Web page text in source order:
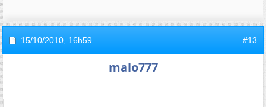
15/10/2010, 16h59 #13
malo777